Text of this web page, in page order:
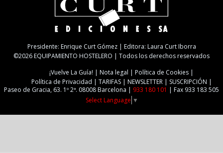
Presidente: Enrique Curt Gómez | Editora: Laura Curt Iborra
©2026 EQUIPAMIENTO HOSTELERO | Todos los derechos reservados
¡Vuelve La Guía!
Nota legal
Política de Cookies
Política de Privacidad
TARIFAS NEWSLETTER
SUSCRIPCIÓN
Paseo de Gracia, 63. 1º 2ª. 08008 Barcelona | 933 180 101
| Fax 933 183 505
Select Language ▼